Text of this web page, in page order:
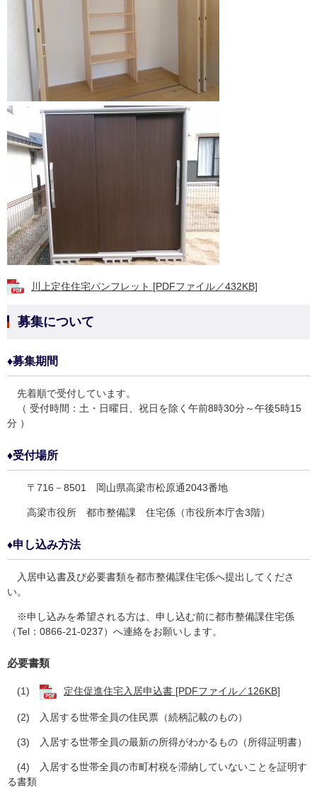
川上定住住宅パンフレット [PDFファイル／432KB]
募集について
♦募集期間
先着順で受付しています。
（ 受付時間：土・日曜日、祝日を除く午前8時30分～午後5時15
分 ）
♦受付場所
〒716－8501 岡山県高梁市松原通2043番地
高梁市役所 都市整備課 住宅係（市役所本庁舎3階）
♦申し込み方法
入居申込書及び必要書類を都市整備課住宅係へ提出してくださ
い。
※申し込みを希望される方は、申し込む前に都市整備課住宅係
（Tel：0866-21-0237）へ連絡をお願いします。
必要書類
(1) 定住促進住宅入居申込書 [PDFファイル／126KB]
(2) 入居する世帯全員の住民票（続柄記載のもの）
(3) 入居する世帯全員の最新の所得がわかるもの（所得証明書）
(4) 入居する世帯全員の市町村税を滞納していないことを証明す
る書類